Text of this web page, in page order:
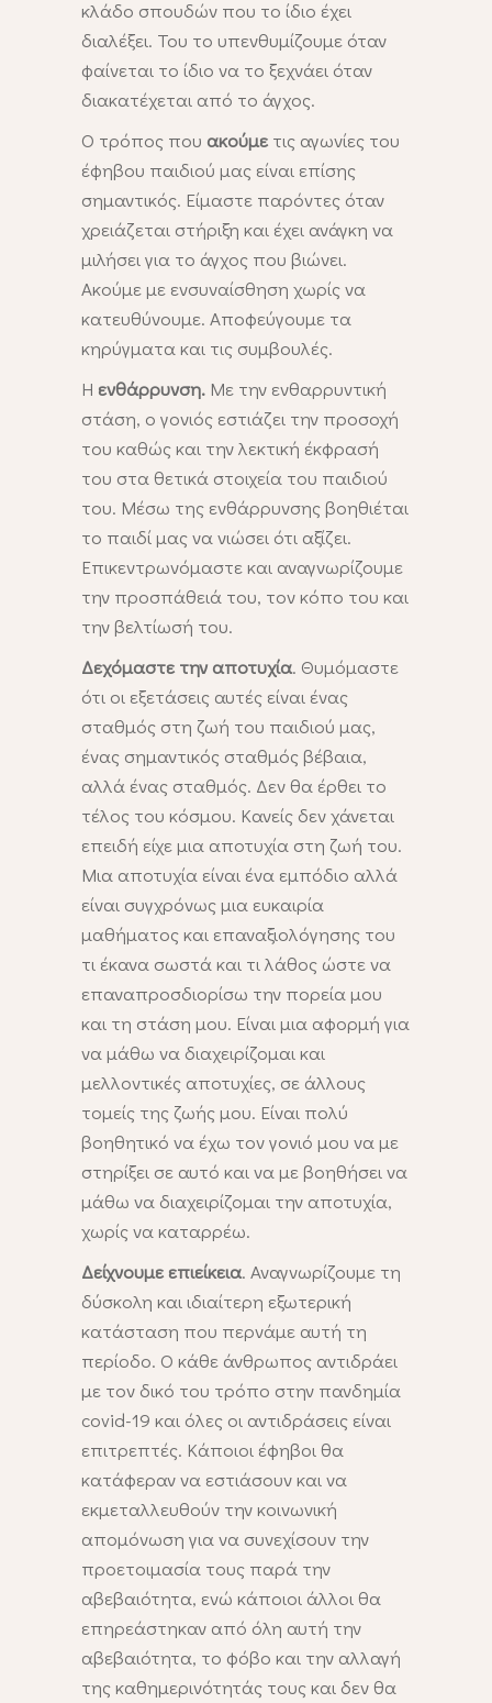
κλάδο σπουδών που το ίδιο έχει
διαλέξει. Του το υπενθυμίζουμε όταν
φαίνεται το ίδιο να το ξεχνάει όταν
διακατέχεται από το άγχος.
Ο τρόπος που ακούμε τις αγωνίες του
έφηβου παιδιού μας είναι επίσης
σημαντικός. Είμαστε παρόντες όταν
χρειάζεται στήριξη και έχει ανάγκη να
μιλήσει για το άγχος που βιώνει.
Ακούμε με ενσυναίσθηση χωρίς να
κατευθύνουμε. Αποφεύγουμε τα
κηρύγματα και τις συμβουλές.
Η ενθάρρυνση. Με την ενθαρρυντική
στάση, ο γονιός εστιάζει την προσοχή
του καθώς και την λεκτική έκφρασή
του στα θετικά στοιχεία του παιδιού
του. Μέσω της ενθάρρυνσης βοηθιέται
το παιδί μας να νιώσει ότι αξίζει.
Επικεντρωνόμαστε και αναγνωρίζουμε
την προσπάθειά του, τον κόπο του και
την βελτίωσή του.
Δεχόμαστε την αποτυχία. Θυμόμαστε
ότι οι εξετάσεις αυτές είναι ένας
σταθμός στη ζωή του παιδιού μας,
ένας σημαντικός σταθμός βέβαια,
αλλά ένας σταθμός. Δεν θα έρθει το
τέλος του κόσμου. Κανείς δεν χάνεται
επειδή είχε μια αποτυχία στη ζωή του.
Μια αποτυχία είναι ένα εμπόδιο αλλά
είναι συγχρόνως μια ευκαιρία
μαθήματος και επαναξιολόγησης του
τι έκανα σωστά και τι λάθος ώστε να
επαναπροσδιορίσω την πορεία μου
και τη στάση μου. Είναι μια αφορμή για
να μάθω να διαχειρίζομαι και
μελλοντικές αποτυχίες, σε άλλους
τομείς της ζωής μου. Είναι πολύ
βοηθητικό να έχω τον γονιό μου να με
στηρίξει σε αυτό και να με βοηθήσει να
μάθω να διαχειρίζομαι την αποτυχία,
χωρίς να καταρρέω.
Δείχνουμε επιείκεια. Αναγνωρίζουμε τη
δύσκολη και ιδιαίτερη εξωτερική
κατάσταση που περνάμε αυτή τη
περίοδο. Ο κάθε άνθρωπος αντιδράει
με τον δικό του τρόπο στην πανδημία
covid-19 και όλες οι αντιδράσεις είναι
επιτρεπτές. Κάποιοι έφηβοι θα
κατάφεραν να εστιάσουν και να
εκμεταλλευθούν την κοινωνική
απομόνωση για να συνεχίσουν την
προετοιμασία τους παρά την
αβεβαιότητα, ενώ κάποιοι άλλοι θα
επηρεάστηκαν από όλη αυτή την
αβεβαιότητα, το φόβο και την αλλαγή
της καθημερινότητάς τους και δεν θα